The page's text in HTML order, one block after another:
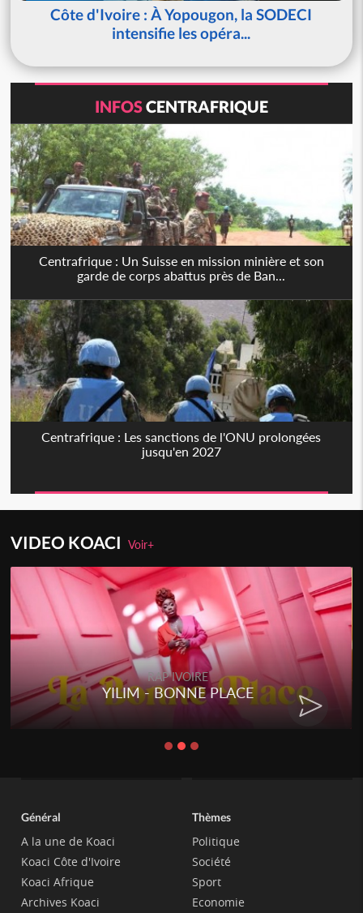
Côte d'Ivoire : À Yopougon, la SODECI
intensifie les opéra...
INFOSCENTRAFRIQUE
Centrafrique : Un Suisse en mission minière et son
garde de corps abattus près de Ban...
Centrafrique : Les sanctions de l'ONU prolongées
jusqu'en 2027
VIDEO KOACIVoir+
RAP IVOIRE
YILIM - BONNE PLACE
Général
A la une de Koaci
Koaci Côte d'Ivoire
Koaci Afrique
Archives Koaci
Thèmes
Politique
Société
Sport
Economie